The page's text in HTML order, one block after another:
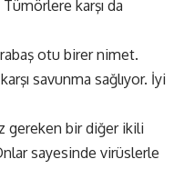
karşı da
otu birer nimet.
savunma sağlıyor. İyi
gereken bir diğer ikili
sayesinde virüslerle